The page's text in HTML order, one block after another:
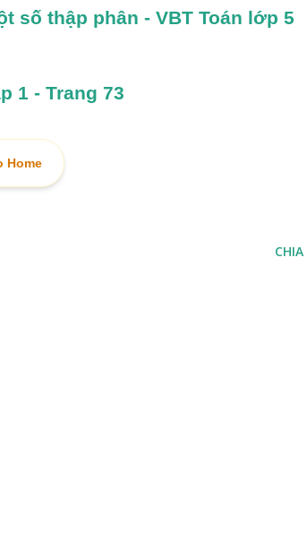
số thập phân - VBT Toán lớp 5
1 - Trang 73
Home
CHIA